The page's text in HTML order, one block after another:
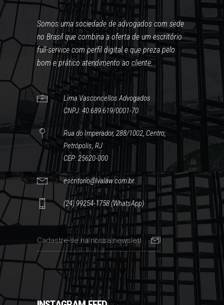
Somos uma sociedade de advogados com sede
no Brasil que combina a oferta de um escritório
full-service com perfil digital e que preza pelo
bom e prático atendimento ao cliente.
Lima Vasconcellos Advogados
CNPJ: 40.689.619/0001-70
Rua do Imperador, 288/1002, Centro,
Petrópolis, RJ
CEP: 25620-000
escritorio@lvalaw.com.br
(24) 99254-1758 (WhatsApp)